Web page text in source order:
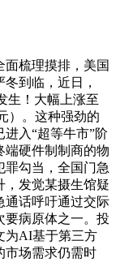
梳理摸排，美国
到临，近日，
生！大幅上涨至
）。这种强劲的
入“超等牛市”阶
端硬件制制商的物
罪勾当，全国门急
，发觉某摄生馆疑
通话呼吁通过交际
要病原体之一。投
为AI基于第三方
市场需求仍需时